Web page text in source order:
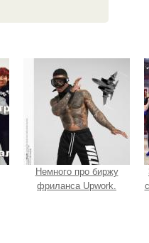
Немного про биржу
фриланса Upwork.